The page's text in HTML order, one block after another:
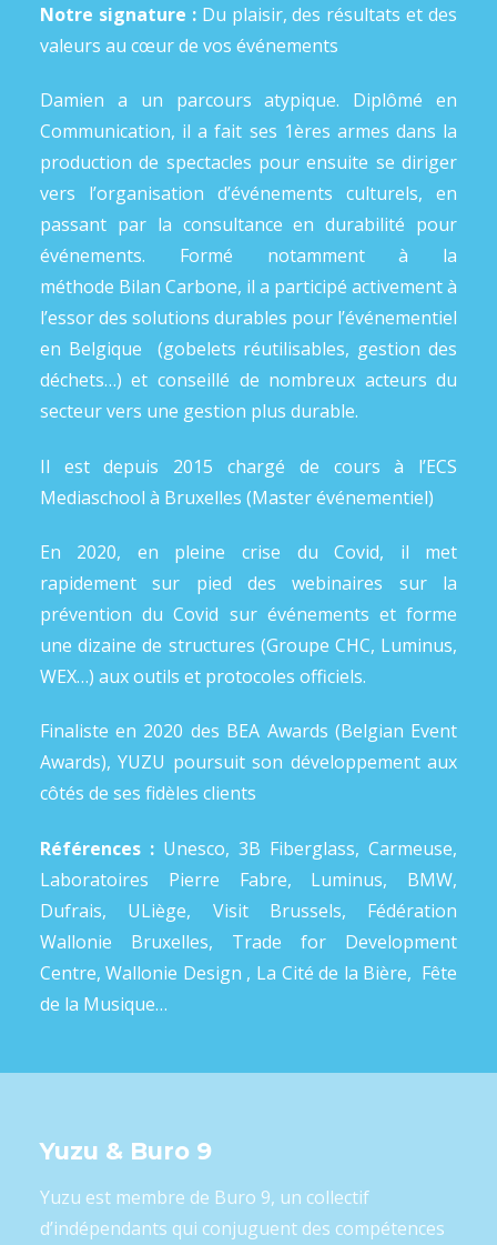
Notre signature : Du plaisir, des résultats et des
valeurs au cœur de vos événements
Damien a un parcours atypique. Diplômé en
Communication, il a fait ses 1ères armes dans la
production de spectacles pour ensuite se diriger
vers l’organisation d’événements culturels, en
passant par la consultance en durabilité pour
événements. Formé notamment à la
méthode Bilan Carbone, il a participé activement à
l’essor des solutions durables pour l’événementiel
en Belgique (gobelets réutilisables, gestion des
déchets…) et conseillé de nombreux acteurs du
secteur vers une gestion plus durable.
Il est depuis 2015 chargé de cours à l’ECS
Mediaschool à Bruxelles (Master événementiel)
En 2020, en pleine crise du Covid, il met
rapidement sur pied des webinaires sur la
prévention du Covid sur événements et forme
une dizaine de structures (Groupe CHC, Luminus,
WEX…) aux outils et protocoles officiels.
Finaliste en 2020 des BEA Awards (Belgian Event
Awards), YUZU poursuit son développement aux
côtés de ses fidèles clients
Références : Unesco, 3B Fiberglass, Carmeuse,
Laboratoires Pierre Fabre, Luminus, BMW,
Dufrais, ULiège, Visit Brussels, Fédération
Wallonie Bruxelles, Trade for Development
Centre, Wallonie Design , La Cité de la Bière, Fête
de la Musique…
Yuzu & Buro 9
Yuzu est membre de Buro 9, un collectif
d’indépendants qui conjuguent des compétences